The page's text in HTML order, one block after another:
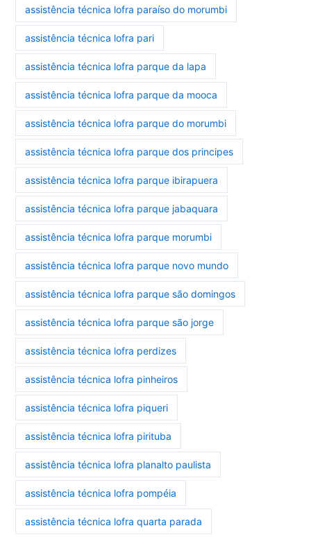
assistência técnica lofra paraíso do morumbi
assistência técnica lofra pari
assistência técnica lofra parque da lapa
assistência técnica lofra parque da mooca
assistência técnica lofra parque do morumbi
assistência técnica lofra parque dos principes
assistência técnica lofra parque ibirapuera
assistência técnica lofra parque jabaquara
assistência técnica lofra parque morumbi
assistência técnica lofra parque novo mundo
assistência técnica lofra parque são domingos
assistência técnica lofra parque são jorge
assistência técnica lofra perdizes
assistência técnica lofra pinheiros
assistência técnica lofra piqueri
assistência técnica lofra pirituba
assistência técnica lofra planalto paulista
assistência técnica lofra pompéia
assistência técnica lofra quarta parada